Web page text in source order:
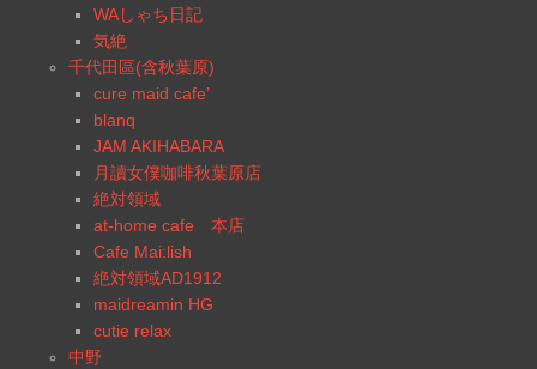
WAしゃち日記
気絶
千代田區(含秋葉原)
cure maid cafe’
blanq
JAM AKIHABARA
月讀女僕咖啡秋葉原店
絶対領域
at-home cafe 本店
Cafe Mai:lish
絶対領域AD1912
maidreamin HG
cutie relax
中野